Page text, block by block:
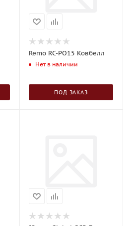
Remo RC-PO15 Ковбелл
Нет в наличии
ПОД ЗАКАЗ